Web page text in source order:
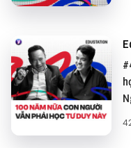
Cảm ơn Văn Lang
EduStation mùa 5 với
hướng đến xây dựng
lực cạnh tranh toàn
và sự sẵn sàng thích